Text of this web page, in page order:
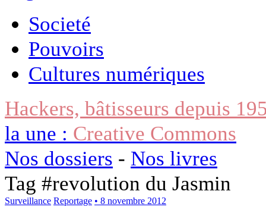
Societé
Pouvoirs
Cultures numériques
Hackers, bâtisseurs depuis
la une : Creative Commons
Nos dossiers - Nos livres
Tag #revolution du Jasmin
Surveillance Reportage • 8 novembre 2012